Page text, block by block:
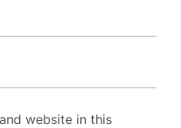
website in this